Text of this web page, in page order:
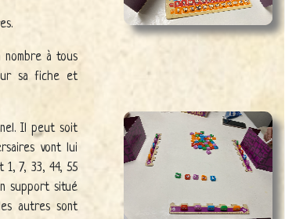
nombre à tous
sa fiche et
Il peut soit
vont lui
7, 33, 44, 55
support situé
autres sont